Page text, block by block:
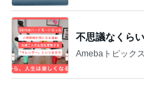
不思議なくら
Amebaトピックス